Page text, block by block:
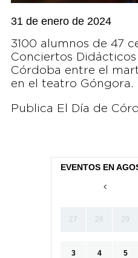
31 de enero de 2024
3100 alumnos de 47
Conciertos
Córdoba entre el
en el teatro Góngora.
Publica El Día de
EVENTOS EN
27 28 29
3 4 5